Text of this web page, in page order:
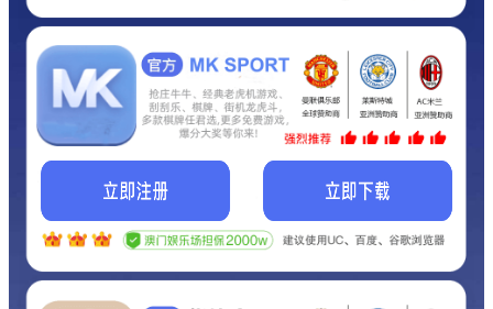
Hey Guys!
我们即将上线啦...
我们的网站正在建设.
它将是非常棒的网站.